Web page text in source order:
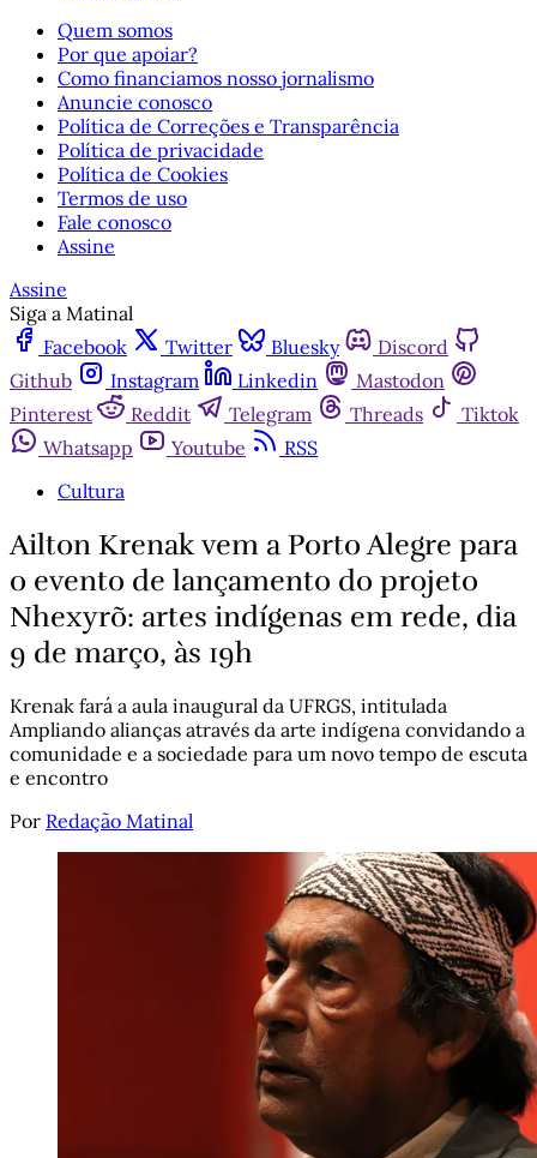
Quem somos
Por que apoiar?
Como financiamos nosso jornalismo
Anuncie conosco
Política de Correções e Transparência
Política de privacidade
Política de Cookies
Termos de uso
Fale conosco
Assine
Assine
Siga a Matinal
Facebook
Twitter Bluesky
Discord
Github
Instagram Linkedin
Mastodon
Pinterest
Reddit Telegram Threads
Tiktok
Whatsapp
Youtube
RSS
Cultura
Ailton Krenak vem a Porto Alegre para
o evento de lançamento do projeto
Nhexyrõ: artes indígenas em rede, dia
9 de março, às 19h
Krenak fará a aula inaugural da UFRGS, intitulada
Ampliando alianças através da arte indígena convidando a
comunidade e a sociedade para um novo tempo de escuta
e encontro
Por Redação Matinal